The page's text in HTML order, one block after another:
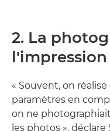
2. La
l'impression
« Souvent, on
paramètres en
on ne
les photos »,